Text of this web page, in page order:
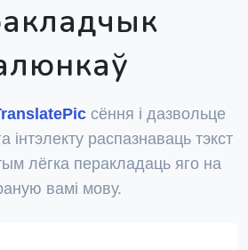
сёння і дазвольце
інтэлекту распазнаваць тэкст
лёгка перакладаць яго на
вамі мову.